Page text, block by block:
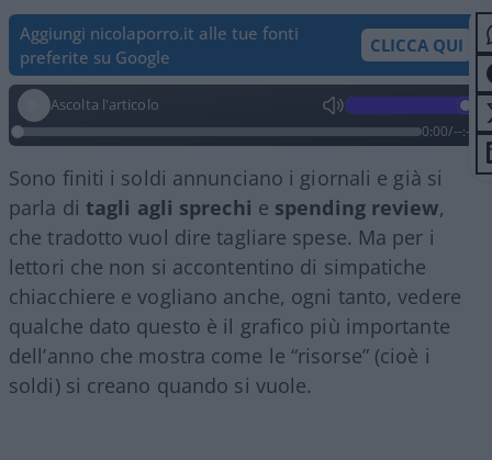
Aggiungi nicolaporro.it alle tue fonti
preferite su Google
CLICCA QUI
Ascolta l'articolo
0:00/--:--
Sono finiti i soldi annunciano i giornali e già si
parla di tagli agli sprechi e spending review,
che tradotto vuol dire tagliare spese. Ma per i
lettori che non si accontentino di simpatiche
chiacchiere e vogliano anche, ogni tanto, vedere
qualche dato questo è il grafico più importante
dell’anno che mostra come le “risorse” (cioè i
soldi) si creano quando si vuole.